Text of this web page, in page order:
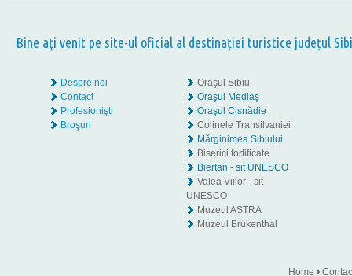
Bine aţi venit pe site-ul oficial al destinației turistice județul
Despre noi
Contact
Profesionişti
Broşuri
Oraşul Sibiu
Oraşul Mediaş
Oraşul Cisnădie
Colinele Transilvaniei
Mărginimea Sibiului
Biserici fortificate
Biertan - sit UNESCO
Valea Viilor - sit
UNESCO
Muzeul ASTRA
Muzeul Brukenthal
Home •